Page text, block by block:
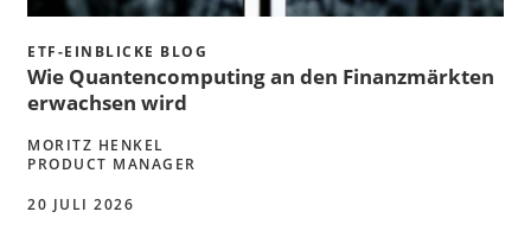
ETF-EINBLICKE BLOG
Wie Quantencomputing an den Finanzmärkten
erwachsen wird
MORITZ HENKEL
PRODUCT MANAGER
20 JULI 2026